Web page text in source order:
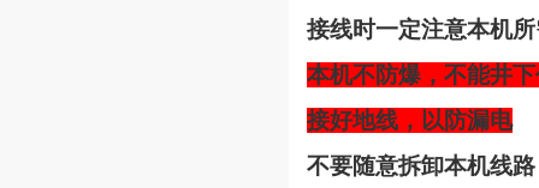
接线时一定注意本机
本机不防爆，不能井
接好地线，以防漏电
不要随意拆卸本机线